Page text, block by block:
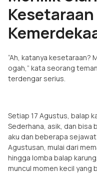
“Ah, katanya kesetaraan?
ogah,” kata seorang
terdengar serius.
Setiap 17 Agustus, balap
Sederhana, asik, dan bisa
aku dan beberapa
Agustusan, mulai dari
hingga lomba balap
muncul momen kecil yang